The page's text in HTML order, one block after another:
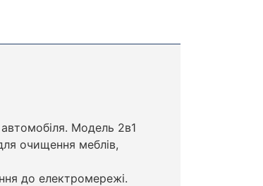
Модель 2в1
очищення меблів,
до електромережі.